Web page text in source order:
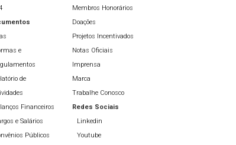
e
de
Financeiros
e Salários
Públicos
Membros Honorários
Doações
Projetos Incentivados
Notas Oficiais
Imprensa
Marca
Trabalhe Conosco
Redes Sociais
Linkedin
Youtube